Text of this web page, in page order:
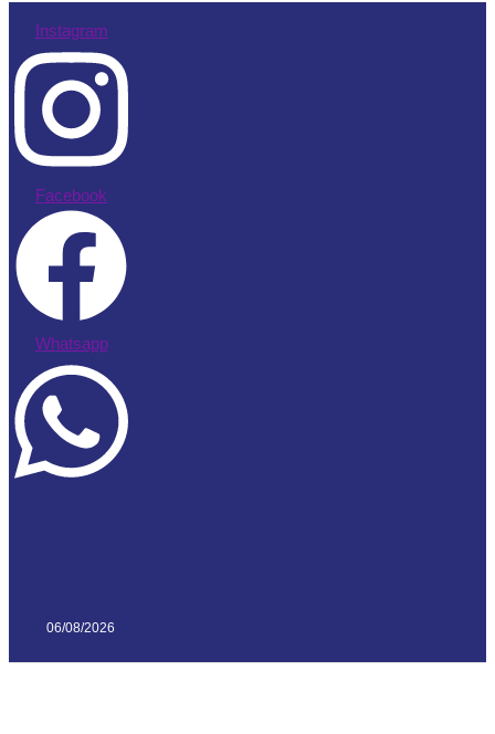
Instagram
Facebook
Whatsapp
06/08/2026